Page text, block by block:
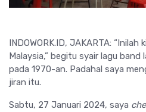
INDOWORK.ID, JAKARTA: “Inilah
Malaysia,” begitu syair lagu band
pada 1970-an. Padahal saya
jiran itu.
Sabtu, 27 Januari 2024, saya